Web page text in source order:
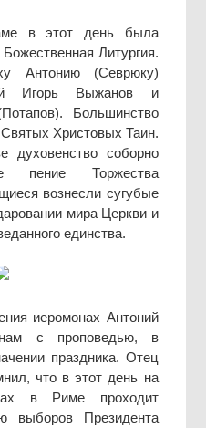
в этот день была
Литургия.
Антонию (Севрюку)
Игорь Выжанов и
Большинство
Христовых Таин.
духовенство соборно
пение Торжества
вознесли сугубые
мира Церкви и
единства.
иеромонах Антоний
с проповедью, в
праздника. Отец
что в этот день на
в Риме проходит
выборов Президента